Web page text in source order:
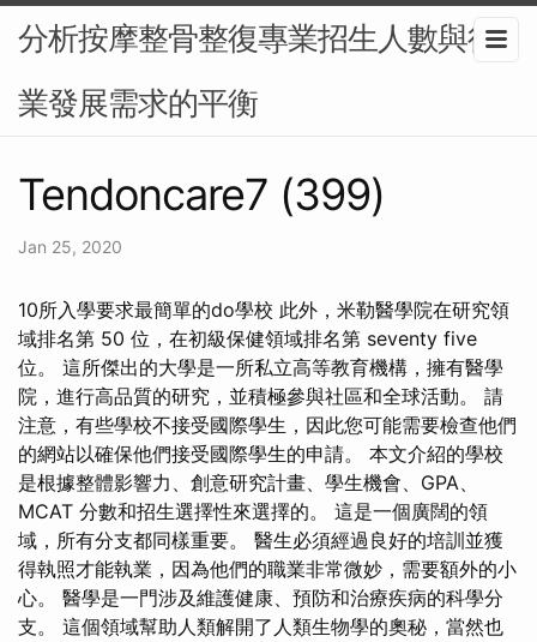
分析按摩整骨整復專業招生人數與行
業發展需求的平衡
Tendoncare7 (399)
Jan 25, 2020
10所入學要求最簡單的do學校 此外，米勒醫學院在研究領
域排名第 50 位，在初級保健領域排名第 seventy five
位。 這所傑出的大學是一所私立高等教育機構，擁有醫學
院，進行高品質的研究，並積極參與社區和全球活動。 請
注意，有些學校不接受國際學生，因此您可能需要檢查他們
的網站以確保他們接受國際學生的申請。 本文介紹的學校
是根據整體影響力、創意研究計畫、學生機會、GPA、
MCAT 分數和招生選擇性來選擇的。 這是一個廣闊的領
域，所有分支都同樣重要。 醫生必須經過良好的培訓並獲
得執照才能執業，因為他們的職業非常微妙，需要額外的小
心。 醫學是一門涉及維護健康、預防和治療疾病的科學分
支。 這個領域幫助人類解開了人類生物學的奧秘，當然也